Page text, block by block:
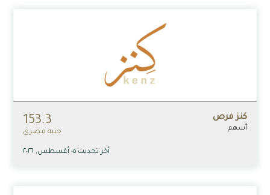
كنز فرص
أسهم
153.3
جنيه مصري
أخر تحديث ٠٥ أغسطس, ٢٠٢٦